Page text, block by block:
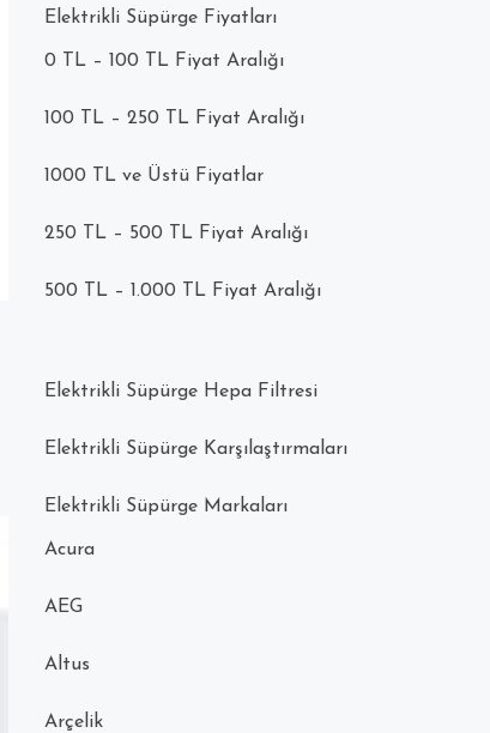
Elektrikli Süpürge Fiyatları
0 TL – 100 TL Fiyat Aralığı
100 TL – 250 TL Fiyat Aralığı
1000 TL ve Üstü Fiyatlar
250 TL – 500 TL Fiyat Aralığı
500 TL – 1.000 TL Fiyat Aralığı
Elektrikli Süpürge Hepa Filtresi
Elektrikli Süpürge Karşılaştırmaları
Elektrikli Süpürge Markaları
Acura
AEG
Altus
Arçelik